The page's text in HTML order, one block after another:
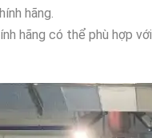
hãng.
hãng có thể phù hợp